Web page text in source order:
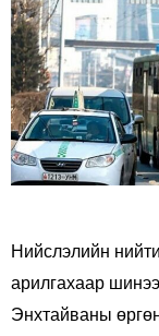
Facebook
Нийслэлийн
арилгахаар
Энхтайваны